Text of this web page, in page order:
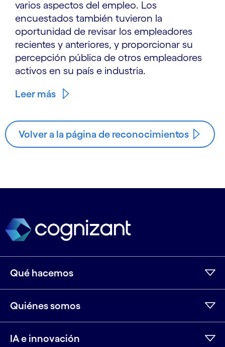
varios aspectos del empleo. Los
encuestados también tuvieron la
oportunidad de revisar los empleadores
recientes y anteriores, y proporcionar su
percepción pública de otros empleadores
activos en su país e industria.
Leer más
Volver a la página de reconocimientos
Qué hacemos
Quiénes somos
IA e innovación